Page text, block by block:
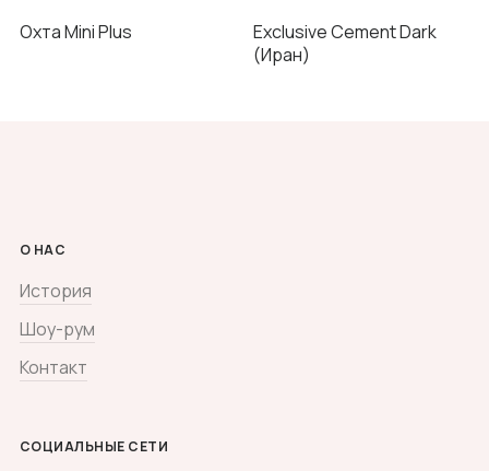
Охта Mini Plus
Exclusive Cement Dark
(Иран)
О НАС
История
Шоу-рум
Контакт
СОЦИАЛЬНЫЕ СЕТИ